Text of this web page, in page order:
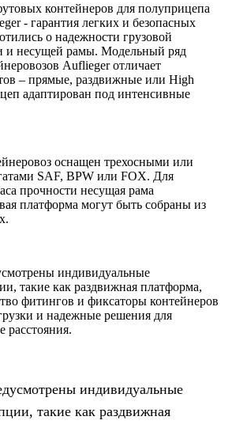
контейнеров для полуприцепа
- гарантия легких и безопасных
о надежности грузовой
и несущей рамы. Модельный ряд
Auflieger отличает
– прямые, раздвижные или High
адаптирован под интенсивные
оснащен трехосными или
SAF, BPW или FOX. Для
прочности несущая рама
платформа могут быть собраны из
индивидуальные
такие как раздвижная платформа,
фитингов и фиксаторы контейнеров
и надежные решения для
расстояния.
индивидуальные
такие как раздвижная